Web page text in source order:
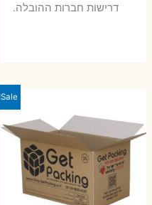
דרישות חברות ההובלה.
Sale!